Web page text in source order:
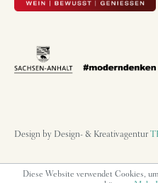
Design by Design- & Kreativagentur
Diese Website verwendet Cookies,